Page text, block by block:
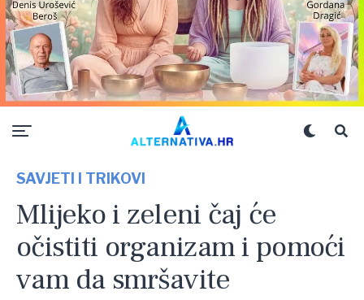
SAVJETI I TRIKOVI
Mlijeko i zeleni čaj će
očistiti organizam i pomoći
vam da smršavite